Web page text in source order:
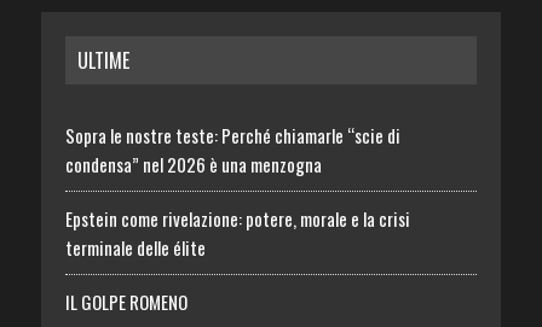
ULTIME
Sopra le nostre teste: Perché chiamarle “scie di
condensa” nel 2026 è una menzogna
Epstein come rivelazione: potere, morale e la crisi
terminale delle élite
IL GOLPE ROMENO